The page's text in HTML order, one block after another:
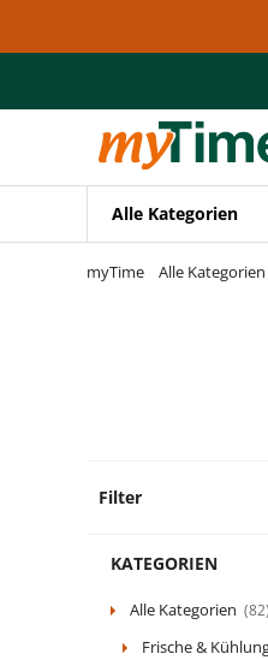
Zur Navigation springen
Alle Kategorien
myTime Alle Kategorien
Filter
KATEGORIEN
Alle Kategorien (82)
Frische &